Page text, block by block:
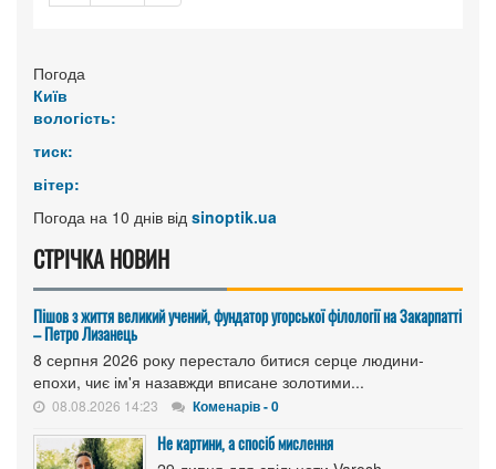
Погода
Київ
вологість:
тиск:
вітер:
Погода на 10 днів від sinoptik.ua
СТРІЧКА НОВИН
Пішов з життя великий учений, фундатор угорської філології на Закарпатті
– Петро Лизанець
8 серпня 2026 року перестало битися серце людини-
епохи, чиє ім'я назавжди вписане золотими...
08.08.2026 14:23 Коменарів - 0
Не картини, а спосіб мислення